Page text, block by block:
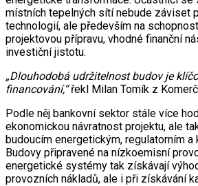
místních tepelných sítí nebude záviset
technologií, ale především na
projektovou přípravu, vhodné finanční
investiční jistotu.
„Dlouhodobá udržitelnost budov je
financování,“řekl Milan Tomík z
Podle něj bankovní sektor stále více
ekonomickou návratnost projektu, ale
budoucím energetickým, regulatorním a
Budovy připravené na nízkoemisní
energetické systémy tak získávají
provozních nákladů, ale i při získávání